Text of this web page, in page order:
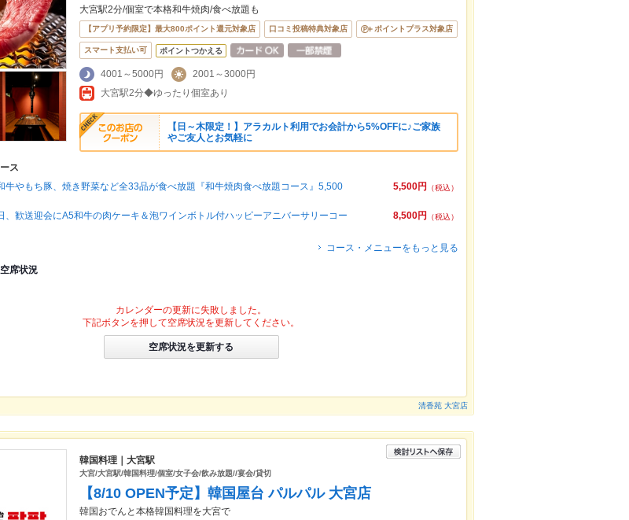
大宮駅2分/個室で本格和牛焼肉/食べ放題も
【アプリ予約限定】最大800ポイント還元対象店 口コミ投稿特典対象店 ポイントプラス対象店
スマート支払い可 ポイントつかえる
4001～5000円
2001～3000円
大宮駅2分◆ゆったり個室あり
【日～木限定！】アラカルト利用でお会計から5%OFFに♪ご家族
やご友人とお気軽に
ス
5,500円
（税込）
牛やもち豚、焼き野菜など全33品が食べ放題『和牛焼肉食べ放題コース』5,500
8,500円
（税込）
、歓送迎会にA5和牛の肉ケーキ＆泡ワインボトル付ハッピーアニバーサリーコー
コース・メニューをもっと見る
席状況
カレンダーの更新に失敗しました。
下記ボタンを押して空席状況を更新してください。
空席状況を更新する
清香苑 大宮店
韓国料理｜大宮駅
大宮/大宮駅/韓国料理/個室/女子会/飲み放題//宴会/貸切
【8/10 OPEN予定】韓国屋台 パルパル 大宮店
韓国おでんと本格韓国料理を大宮で